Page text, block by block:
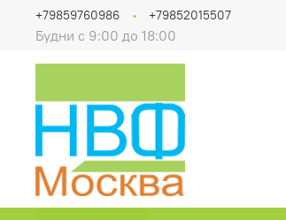
Будни с 9:00 до 18:00
+79859760986 +79852015507